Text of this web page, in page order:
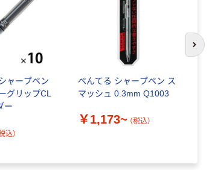
ャープペン
グリップCL
ー
込）
ぺんてる シャープペン ス
マッシュ 0.3mm Q1003
￥1,173~ （税込）
次